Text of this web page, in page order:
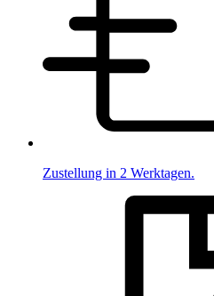
Zustellung in 2 Werktagen.